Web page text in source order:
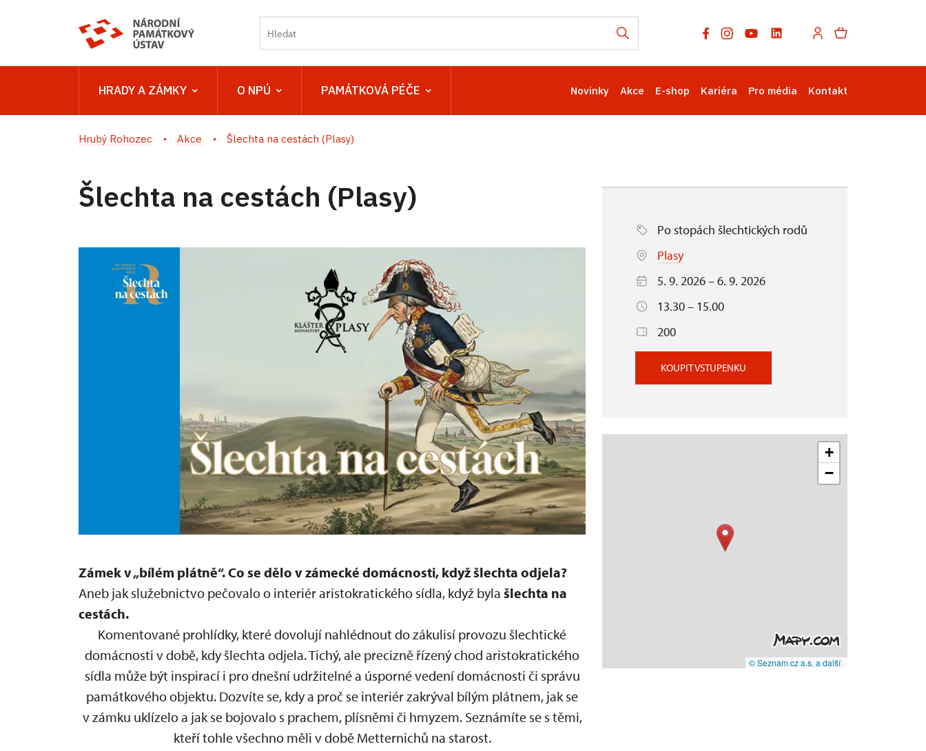
HRADY A ZÁMKY O NPÚ PAMÁTKOVÁ PÉČE Novinky Akce E-shop Kariéra Pro média Kontakt
Hrubý Rohozec Akce Šlechta na cestách (Plasy)
Šlechta na cestách (Plasy)
Zámek v „bílém plátně“.Co se dělo v zámecké domácnosti, když šlechta odjela?
Aneb jak služebnictvo pečovalo o interiér aristokratického sídla, když byla šlechta na
cestách.
Komentované prohlídky, které dovolují nahlédnout do zákulisí provozu šlechtické
domácnosti v době, kdy šlechta odjela. Tichý, ale precizně řízený chod aristokratického
sídla může být inspirací i pro dnešní udržitelné a úsporné vedení domácnosti či správu
památkového objektu. Dozvíte se, kdy a proč se interiér zakrýval bílým plátnem, jak se
v zámku uklízelo a jak se bojovalo s prachem, plísněmi či hmyzem. Seznámíte se s těmi,
kteří tohle všechno měli v době Metternichů na starost.
Po stopách šlechtických rodů
Plasy
5. 9. 2026 – 6. 9. 2026
13.30 – 15.00
200
KOUPIT VSTUPENKU
+
−
© Seznam.cz a.s. a další